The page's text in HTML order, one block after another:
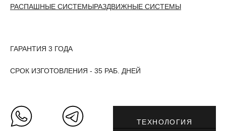
РАСПАШНЫЕ СИСТЕМЫРАЗДВИЖНЫЕ СИСТЕМЫ
ГАРАНТИЯ 3 ГОДА
СРОК ИЗГОТОВЛЕНИЯ - 35 РАБ. ДНЕЙ
ТЕХНОЛОГИЯ